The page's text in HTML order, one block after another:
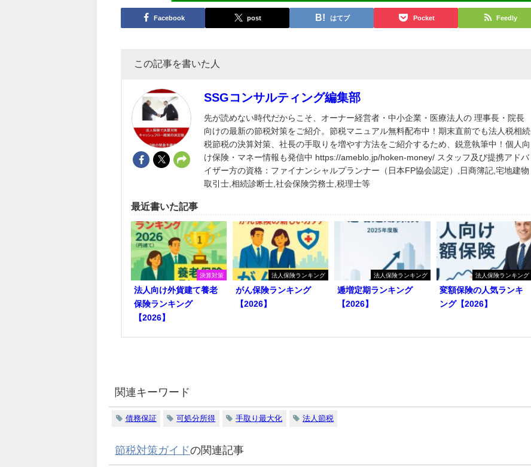
Facebook post はてブ Pocket Feedly
この記事を書いた人
SSGコンサルティング編集部
先が読めない時代だからこそ、オーナー経営者・中小企業・医療法人の 理事長・院長
向けの最新の節税対策をご紹介。節税マニュアル無料配布中！期末直前でも法人税相続
税節税の決算対策、社長の手取りを増やす方法をご紹介するため、鋭意執筆中！個人向
け保険・マネー情報も発信中 https://ameblo.jp/hoken-money/ スタッフ及び提携アドバ
イザー方の資格：ファイナンシャルプランナー（日本FP協会認定）,日商簿記,宅地建物
取引士,相続診断士,社会保険労務士,税理士等
最近書いた記事
決算対策
法人向け外貨建て養老
保険ランキング
【2026】
法人保険ランキング
がん保険ランキング
【2026】
法人保険ランキング
逓増定期ランキング
【2026】
法人保険ランキング
変額保険の人気ランキ
ング【2026】
関連キーワード
債務保証 可処分所得 手取り最大化 法人節税
節税対策ガイドの関連記事